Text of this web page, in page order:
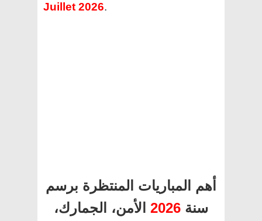
Juillet 2026.
أهم المباريات المنتظرة برسم
سنة 2026 الأمن، الجمارك،